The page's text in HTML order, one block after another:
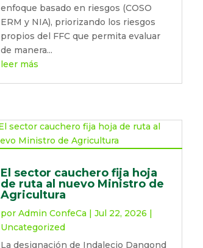
enfoque basado en riesgos (COSO
ERM y NIA), priorizando los riesgos
propios del FFC que permita evaluar
de manera...
leer más
El sector cauchero fija hoja
de ruta al nuevo Ministro de
Agricultura
por Admin ConfeCa | Jul 22, 2026 |
Uncategorized
La designación de Indalecio Dangond